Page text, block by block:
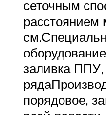
сеточным
расстоянием
заливка ППУ,
порядовое,